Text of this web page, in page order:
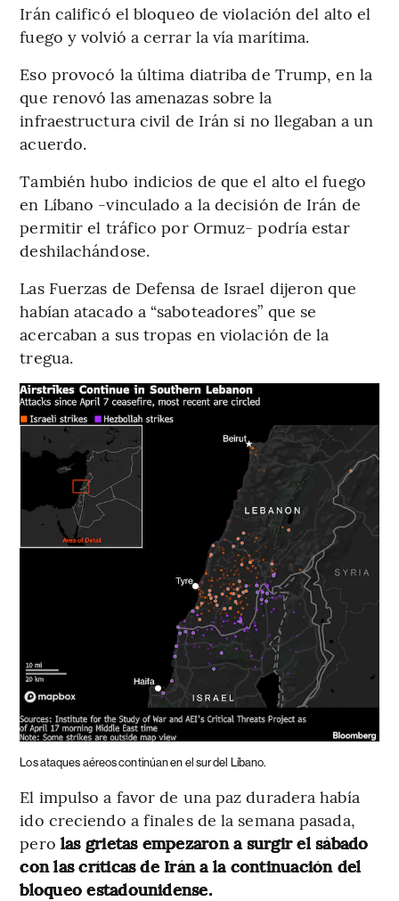
Irán calificó el bloqueo de violación del alto el
fuego y volvió a cerrar la vía marítima.
Eso provocó la última diatriba de Trump, en la
que renovó las amenazas sobre la
infraestructura civil de Irán si no llegaban a un
acuerdo.
También hubo indicios de que el alto el fuego
en Líbano -vinculado a la decisión de Irán de
permitir el tráfico por Ormuz- podría estar
deshilachándose.
Las Fuerzas de Defensa de Israel dijeron que
habían atacado a “saboteadores” que se
acercaban a sus tropas en violación de la
tregua.
Los ataques aéreos continúan en el sur del Líbano.
El impulso a favor de una paz duradera había
ido creciendo a finales de la semana pasada,
pero las grietas empezaron a surgir el sábado
con las críticas de Irán a la continuación del
bloqueo estadounidense.